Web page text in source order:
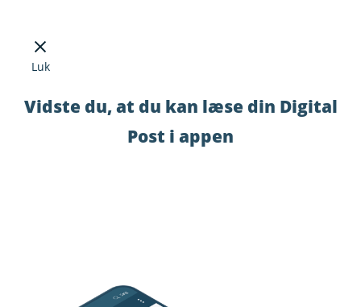
Luk
Vidste du, at du kan læse din Digital
Post i appen